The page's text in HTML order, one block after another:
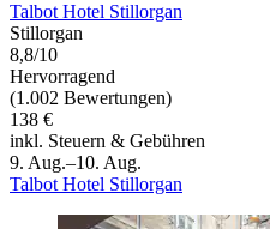
Talbot Hotel Stillorgan
Stillorgan
8,8/10
Hervorragend
(1.002 Bewertungen)
138 €
inkl. Steuern & Gebühren
9. Aug.–10. Aug.
Talbot Hotel Stillorgan